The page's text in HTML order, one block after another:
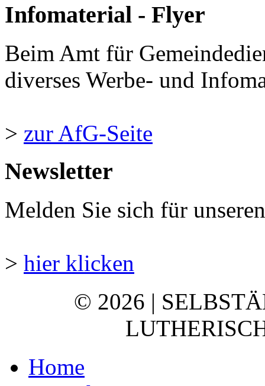
Infomaterial - Flyer
Beim Amt für
diverses Werbe- und
> zur AfG-Seite
Newsletter
Melden Sie sich für
> hier klicken
© 2026 |
Home